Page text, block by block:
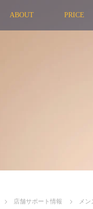
ABOUT PRICE
店舗サポート情報 メン